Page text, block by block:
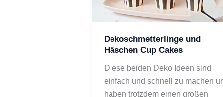
Dekoschmetterlinge und
Häschen Cup Cakes
Diese beiden Deko Ideen sind
einfach und schnell zu machen
haben trotzdem einen großen